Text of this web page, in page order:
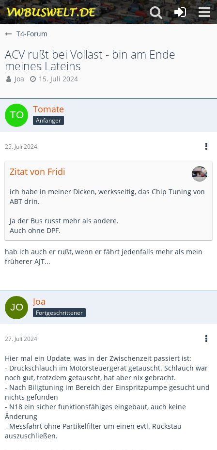
T4-Forum
ACV rußt bei Vollast - bin am Ende
meines Lateins
Joa 15. Juli 2024
Tomate
Anfänger
25. Juli 2024
Zitat von Fridi
ich habe in meiner Dicken, werksseitig, das Chip Tuning von
ABT drin.
Ja der Bus russt mehr als andere.
Auch ohne DPF.
hab ich auch er rußt, wenn er fährt jedenfalls mehr als mein
früherer AJT...
Joa
Fortgeschrittener
27. Juli 2024
Hier mal ein Update, was in der Zwischenzeit passiert ist:
- Druckschlauch im Motorsteuergerät getauscht. Schlauch war
noch gut, trotzdem getauscht, hat aber nix gebracht.
- Nach Biligtuning im Bereich der Einspritzpumpe gesucht und
nichts gefunden
- N18 ein sicher funktionsfähiges eingebaut, auch keine
Änderung
- Messfahrt ohne Partikelfilter um einen evtl. Rückstau
auszuschließen.